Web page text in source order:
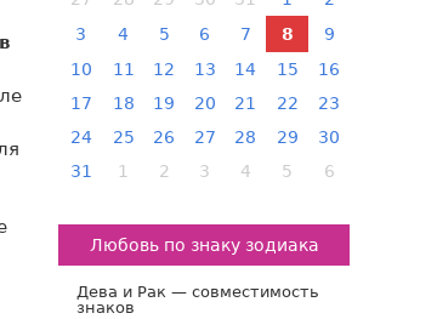
3
4 5 6 7 8
9
10
11 12 13 14 15
16
17
18 19 20 21 22
23
24
25 26 27 28 29
30
31
1 2 3 4 5 6
Любовь по знаку зодиака
Дева и Рак — совместимость
знаков